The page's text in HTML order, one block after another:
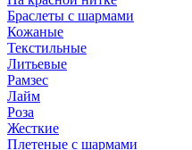
Браслеты с шармами
Кожаные
Текстильные
Литьевые
Рамзес
Лайм
Роза
Жесткие
Плетеные с шармами